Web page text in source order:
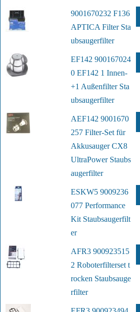
9001670232 F136
APTICA Filter Sta
ubsaugerfilter
EF142 900167024
0 EF142 1 Innen-
+1 Außenfilter Sta
ubsaugerfilter
AEF142 9001670
257 Filter-Set für
Akkusauger CX8
UltraPower Staubs
augerfilter
ESKW5 9009236
077 Performance
Kit Staubsaugerfilt
er
AFR3 900923515
2 Roboterfilterset t
rocken Staubsauge
rfilter